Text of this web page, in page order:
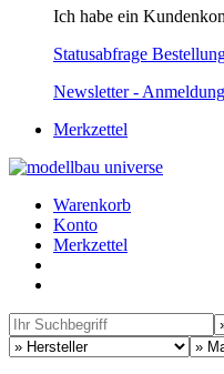
Ich habe ein
Statusabfrage
Newsletter - Anmeldung
Merkzettel
Warenkorb
Konto
Merkzettel